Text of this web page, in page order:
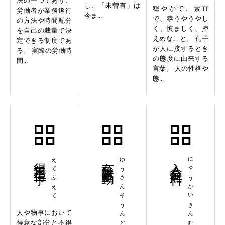
労働者が業務遂行
の方法や時間配分
を自己の裁量で決
定できる制度であ
る。 実際の労働時
間...
し、「未曽有」は
今ま...
穏やかで、素直
で、恭うやうやし
く、慎ましく、控
えめなこと。 孔子
が人に接するとき
の態度に由来する
言葉。 人の性格や
態...
えてふえて
人や物事において
得意な部分と不得
ゆうさんそうんどう にゅうかいきんむりょう